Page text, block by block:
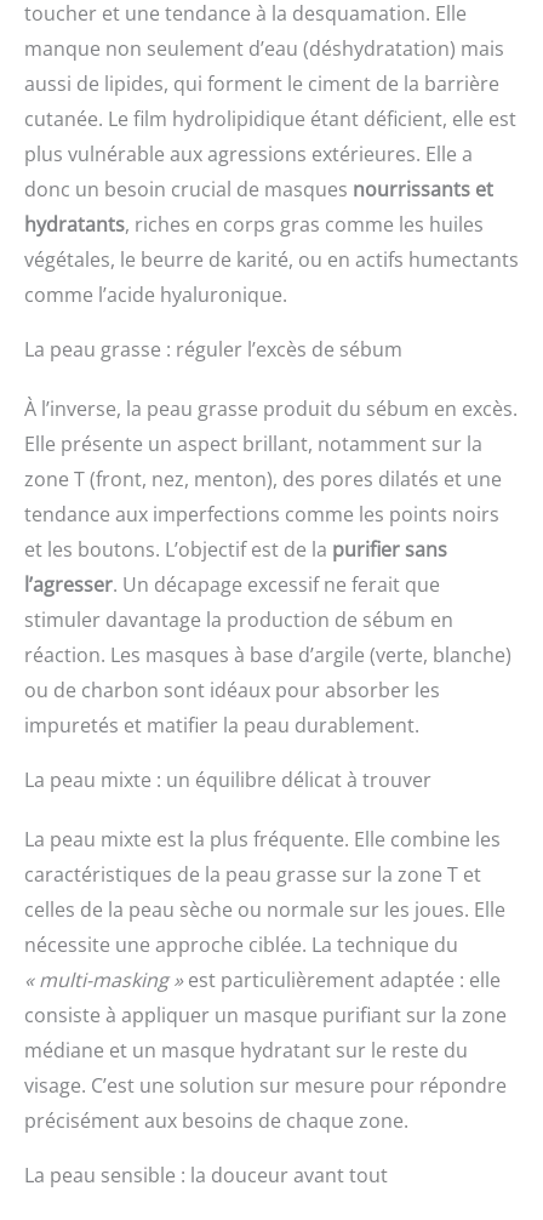
toucher et une tendance à la desquamation. Elle
manque non seulement d’eau (déshydratation) mais
aussi de lipides, qui forment le ciment de la barrière
cutanée. Le film hydrolipidique étant déficient, elle est
plus vulnérable aux agressions extérieures. Elle a
donc un besoin crucial de masques nourrissants et
hydratants, riches en corps gras comme les huiles
végétales, le beurre de karité, ou en actifs humectants
comme l’acide hyaluronique.
La peau grasse : réguler l’excès de sébum
À l’inverse, la peau grasse produit du sébum en excès.
Elle présente un aspect brillant, notamment sur la
zone T (front, nez, menton), des pores dilatés et une
tendance aux imperfections comme les points noirs
et les boutons. L’objectif est de la purifier sans
l’agresser. Un décapage excessif ne ferait que
stimuler davantage la production de sébum en
réaction. Les masques à base d’argile (verte, blanche)
ou de charbon sont idéaux pour absorber les
impuretés et matifier la peau durablement.
La peau mixte : un équilibre délicat à trouver
La peau mixte est la plus fréquente. Elle combine les
caractéristiques de la peau grasse sur la zone T et
celles de la peau sèche ou normale sur les joues. Elle
nécessite une approche ciblée. La technique du
« multi-masking »est particulièrement adaptée : elle
consiste à appliquer un masque purifiant sur la zone
médiane et un masque hydratant sur le reste du
visage. C’est une solution sur mesure pour répondre
précisément aux besoins de chaque zone.
La peau sensible : la douceur avant tout